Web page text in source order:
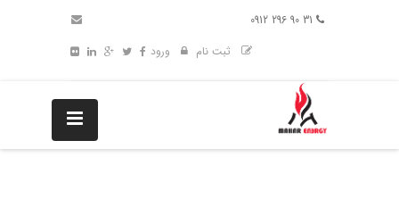
ثبت نام
ورود